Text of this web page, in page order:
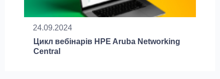
24.09.2024
Цикл вебінарів HPE Aruba Networking
Central